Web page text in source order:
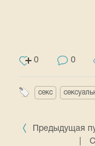
0 0
секс
Предыдущая